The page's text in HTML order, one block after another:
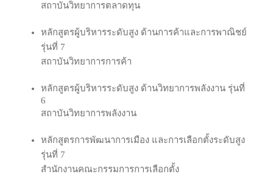
สถาบัน​วิทยาการ​ตลาด​ทุน
หลักสูตรผู้บริหารระดับสูง ด้านการค้าและการพาณิชย์
รุ่นที่ 7
สถาบันวิทยาการการค้า
หลักสูตรผู้บริหารระดับสูง ด้านวิทยาการพลังงาน รุ่นที่
6
สถาบันวิทยาการพลังงาน
หลักสูตรการพัฒนาการเมือง และการเลือกตั้งระดับสูง
รุ่นที่ 7
สำนักงานคณะกรรมการการเลือกตั้ง